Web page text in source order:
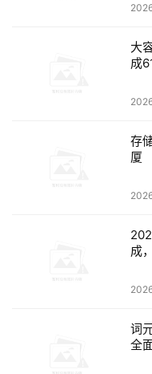
的活动,包括开幕式及
专题的分论坛,优秀论
了包括第十届全国并行
并行应用挑战赛
算挑战赛(IPCC)等在内
China 2022继往开来,
题、新挑战,致力于为
狐科技、澎湃新闻、
在内的一百余家行业知
大
成
存
厦
成
词
全